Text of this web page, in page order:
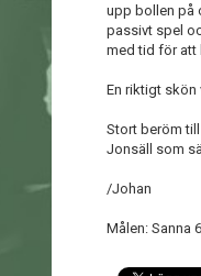
upp bollen på
passivt spel
med tid för att
En riktigt skön
Stort beröm
Jonsäll som
/Johan
Målen: Sanna